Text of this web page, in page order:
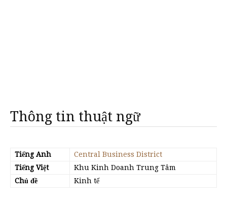
Thông tin thuật ngữ
Tiếng Anh
Central Business District
Tiếng Việt
Khu Kinh Doanh Trung Tâm
Chủ đề
Kinh tế